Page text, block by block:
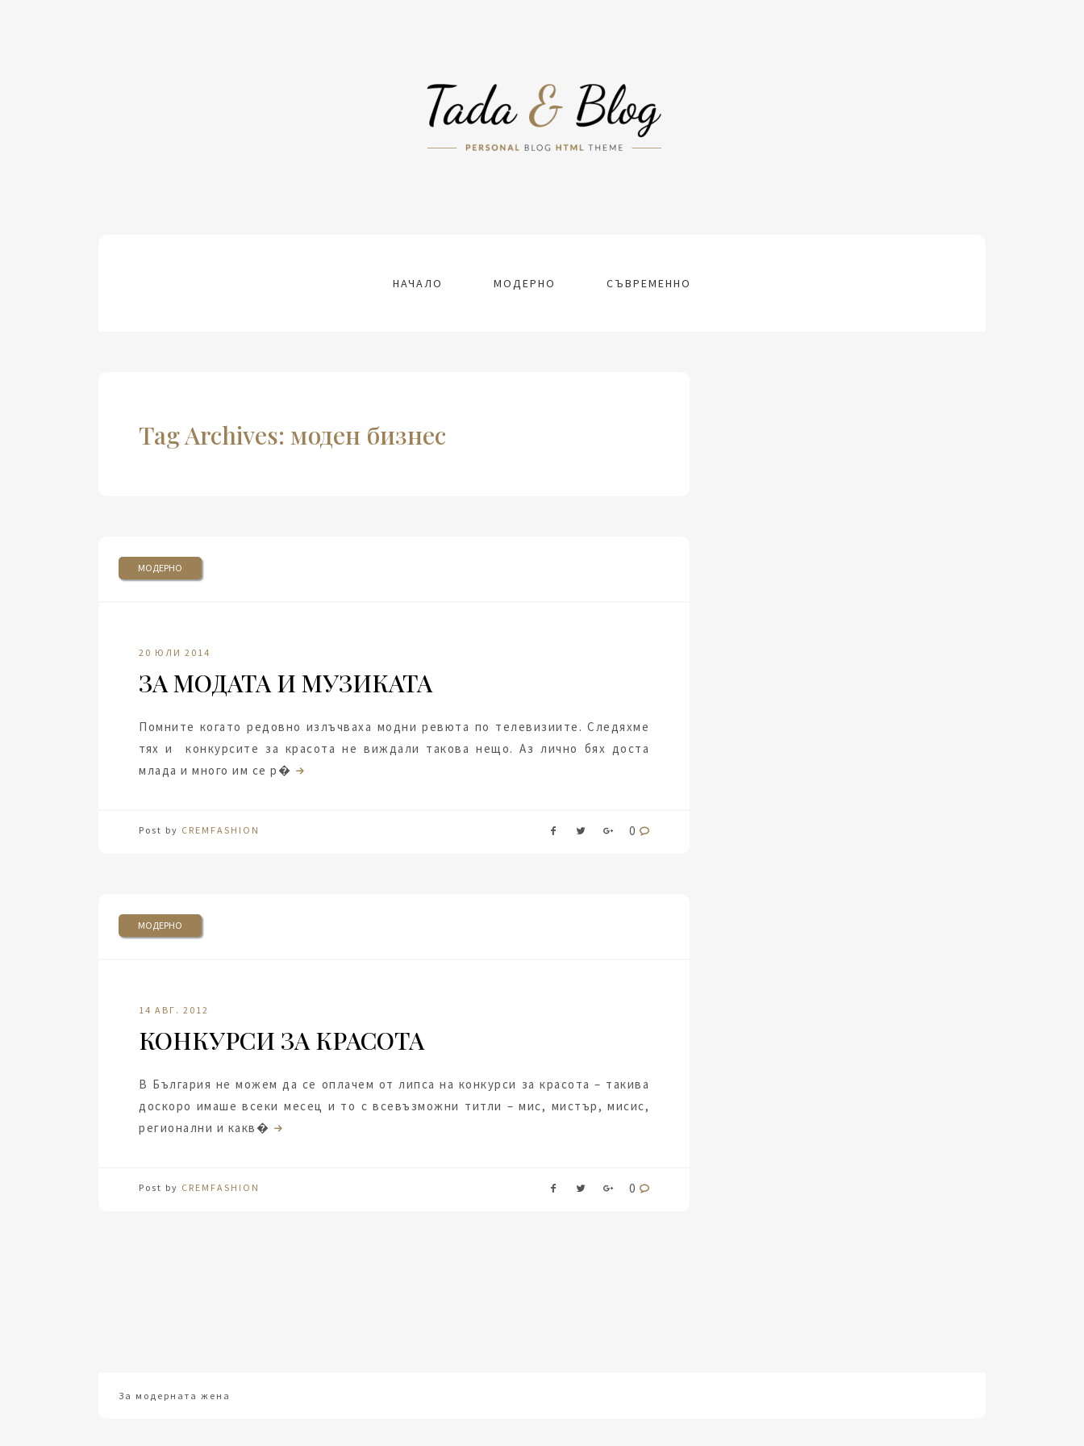
НАЧАЛО МОДЕРНО СЪВРЕМЕННО
Tag Archives: моден бизнес
МОДЕРНО
20 ЮЛИ 2014
ЗА МОДАТА И МУЗИКАТА
Помните когато редовно излъчваха модни ревюта по телевизиите. Следяхме
тях и конкурсите за красота не виждали такова нещо. Аз лично бях доста
млада и много им се р�
Post by CREMFASHION 0
МОДЕРНО
14 АВГ. 2012
КОНКУРСИ ЗА КРАСОТА
В България не можем да се оплачем от липса на конкурси за красота – такива
доскоро имаше всеки месец и то с всевъзможни титли – мис, мистър, мисис,
регионални и какв�
Post by CREMFASHION 0
За модерната жена